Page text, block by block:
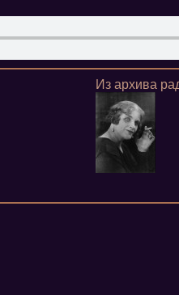
Из архива